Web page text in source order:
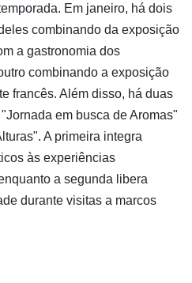
Em janeiro, há dois
combinando da exposição
a gastronomia dos
combinando a exposição
francês. Além disso, há duas
em busca de Aromas"
A primeira integra
às experiências
a segunda libera
durante visitas a marcos